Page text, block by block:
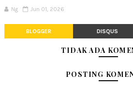
Ng Jun 01, 2026
BLOGGER DISQUS
TIDAK ADA
POSTING